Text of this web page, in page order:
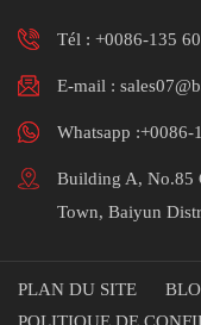
Tél : +0086-135
E-mail :
Whatsapp :+0086-
Building A, No.85
Town, Baiyun
PLAN DU SITE
POLITIQUE DE